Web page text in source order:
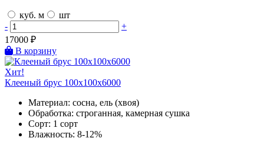
куб. м
шт
-
+
17000 ₽
В корзину
Хит!
Клееный брус 100х100х6000
Материал: сосна, ель (хвоя)
Обработка: строганная, камерная сушка
Сорт: 1 сорт
Влажность: 8-12%